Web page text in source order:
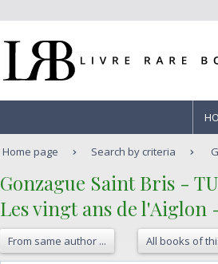
Home page Search by criteria
‎Gonzague Saint Bris -
‎Les vingt ans de
From same author ... All books of